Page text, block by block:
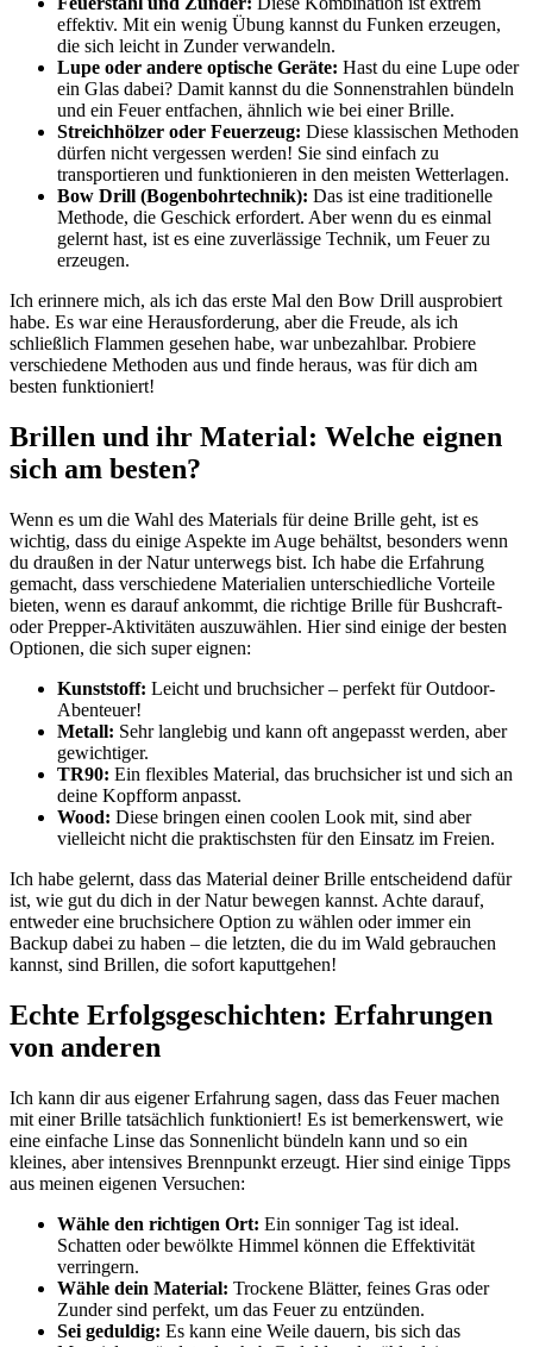
effektiv. Mit ein wenig Übung kannst du Funken ‌erzeugen,
die sich leicht​ in Zunder verwandeln.
Lupe oder andere optische Geräte: Hast du eine Lupe oder
ein Glas dabei? Damit kannst⁢ du die Sonnenstrahlen bündeln
und ein Feuer entfachen, ähnlich wie bei einer⁤ Brille.
Streichhölzer oder Feuerzeug: ⁤Diese⁣ klassischen Methoden
dürfen nicht vergessen werden! Sie sind einfach zu
⁤transportieren und funktionieren in den meisten Wetterlagen.
Bow Drill (Bogenbohrtechnik): Das ist eine traditionelle
Methode, die Geschick erfordert. Aber‌ wenn du es einmal
gelernt ​hast, ist es eine zuverlässige Technik, um Feuer zu
erzeugen.
Ich erinnere mich, als ​ich das erste Mal den Bow Drill‍ ausprobiert
habe. Es‌ war‍ eine Herausforderung, aber die Freude, als ich
schließlich Flammen gesehen habe, war unbezahlbar. Probiere
verschiedene Methoden aus und‍ finde heraus, was für dich​ am
besten funktioniert!
Brillen und ihr Material: Welche eignen
sich am‌ besten?
Wenn es um die‍ Wahl des Materials für deine ​Brille geht, ist es
wichtig, dass du einige ⁣Aspekte im⁣ Auge behältst, besonders ⁤wenn
du draußen in der Natur unterwegs bist. Ich habe die Erfahrung
gemacht, dass​ verschiedene Materialien unterschiedliche Vorteile
bieten, wenn es darauf ankommt, die richtige Brille für Bushcraft-
‌oder Prepper-Aktivitäten auszuwählen. ‌Hier sind einige der besten
Optionen, die⁣ sich super eignen:
Kunststoff: Leicht und bruchsicher – perfekt für Outdoor-
Abenteuer!
Metall: Sehr langlebig und kann ⁢oft angepasst werden, aber
gewichtiger.
TR90: Ein flexibles Material, das bruchsicher ist und sich an
deine Kopfform anpasst.
Wood: Diese bringen einen coolen Look mit, sind aber​
vielleicht nicht die praktischsten für ‌den Einsatz im Freien.
Ich habe gelernt, dass das Material deiner Brille entscheidend dafür
ist, wie gut du dich in der Natur bewegen kannst. Achte darauf,
entweder⁣ eine bruchsichere⁣ Option zu wählen oder immer ein
Backup⁣ dabei ‌zu haben – ⁣die letzten, die du im Wald gebrauchen
kannst, sind Brillen, die sofort kaputtgehen!
Echte Erfolgsgeschichten: Erfahrungen
von anderen
Ich kann ⁣dir aus eigener Erfahrung sagen, dass das Feuer machen
mit einer Brille tatsächlich funktioniert! Es ist bemerkenswert, wie
eine einfache Linse das Sonnenlicht bündeln kann und so ein‌
kleines, aber intensives Brennpunkt erzeugt. Hier sind einige Tipps
aus meinen eigenen Versuchen:
Wähle⁣ den richtigen Ort: Ein sonniger Tag ist⁤ ideal.
Schatten oder⁢ bewölkte Himmel können die Effektivität
verringern.
Wähle dein Material: Trockene Blätter, feines Gras oder⁤
Zunder sind perfekt, um das Feuer zu entzünden.
Sei geduldig: Es kann eine Weile‍ dauern, bis ‌sich das